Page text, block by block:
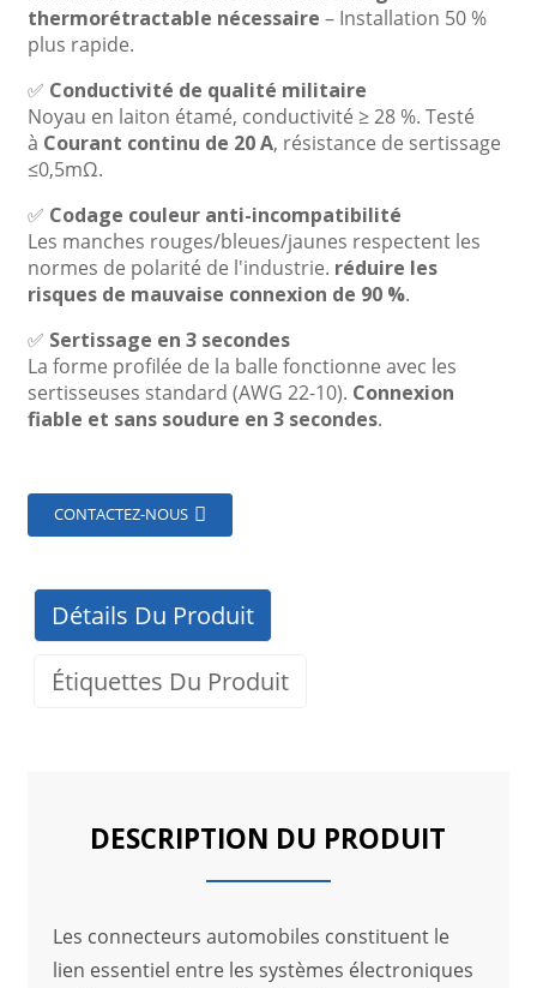
thermorétractable nécessaire – Installation 50 %
plus rapide.
✅ Conductivité de qualité militaire
Noyau en laiton étamé, conductivité ≥ 28 %. Testé
à Courant continu de 20 A, résistance de sertissage
≤0,5mΩ.
✅ Codage couleur anti-incompatibilité
Les manches rouges/bleues/jaunes respectent les
normes de polarité de l'industrie. réduire les
risques de mauvaise connexion de 90 %.
✅ Sertissage en 3 secondes
La forme profilée de la balle fonctionne avec les
sertisseuses standard (AWG 22-10). Connexion
fiable et sans soudure en 3 secondes.
CONTACTEZ-NOUS
Détails Du Produit
Étiquettes Du Produit
DESCRIPTION DU PRODUIT
Les connecteurs automobiles constituent le
lien essentiel entre les systèmes électroniques